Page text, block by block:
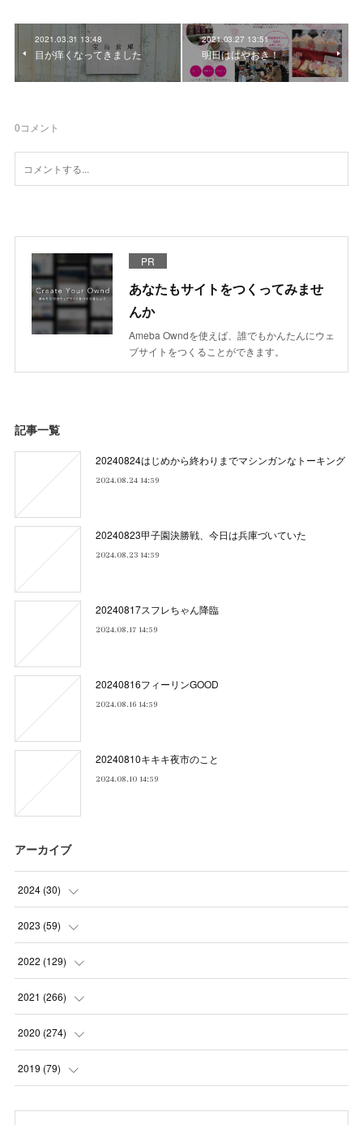
2021.03.31 13:48
目が痒くなってきました
2021.03.27 13:51
明日ははやおき！
0コメント
PR
あなたもサイトをつくってみませ
んか
Ameba Owndを使えば、誰でもかんたんにウェ
ブサイトをつくることができます。
記事一覧
20240824はじめから終わりまでマシンガンなトーキング
2024.08.24 14:59
20240823甲子園決勝戦、今日は兵庫づいていた
2024.08.23 14:59
20240817スフレちゃん降臨
2024.08.17 14:59
20240816フィーリンGOOD
2024.08.16 14:59
20240810キキキ夜市のこと
2024.08.10 14:59
アーカイブ
2024 (30)
(5
(4)
(5)
(1)
2023 (59)
(4)
(2)
(8)
(9
2022 (129)
(5)
(7)
(11
2021 (266)
(23
(22 )
2020 (274)
(21 )
2019 (79)